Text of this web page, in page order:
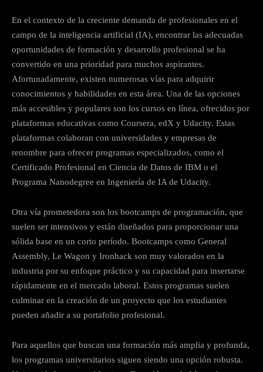
En el contexto de la creciente demanda de profesionales en el
campo de la inteligencia artificial (IA), encontrar las adecuadas
oportunidades de formación y desarrollo profesional se ha
convertido en una prioridad para muchos aspirantes.
Afortunadamente, existen numerosas vías para adquirir
conocimientos y habilidades en esta área. Una de las opciones
más accesibles y populares son los cursos en línea, ofrecidos por
plataformas educativas como Coursera, edX y Udacity. Estas
plataformas colaboran con universidades y empresas de
renombre para ofrecer programas especializados, como el
Certificado Profesional en Ciencia de Datos de IBM o el
Programa Nanodegree en Ingeniería de IA de Udacity.
Otra vía prometedora son los bootcamps de programación, que
suelen ser intensivos y están diseñados para proporcionar una
sólida base en un corto período. Bootcamps como General
Assembly, Le Wagon y Ironhack son muy valorados en la
industria por su enfoque práctico y su capacidad para insertarse
rápidamente en el mercado laboral. Estos programas suelen
culminar en la creación de un proyecto que los estudiantes
pueden añadir a su portafolio profesional.
Para aquellos que buscan una formación más amplia y profunda,
los programas universitarios siguen siendo una opción robusta.